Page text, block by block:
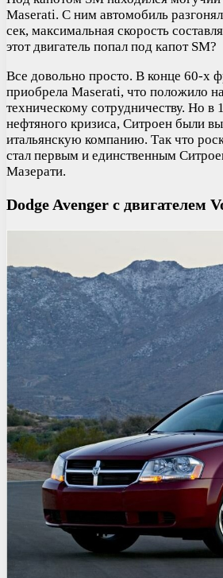
Maserati. С ним автомобиль
сек, максимальная скорость
этот двигатель попал под капот SM?
Все довольно просто. В конце 60-х
приобрела Maserati, что положило
техническому сотрудничеству. Но в
нефтяного кризиса, Ситроен были
итальянскую компанию. Так что
стал первым и единственным
Мазерати.
Dodge Avenger с двигателем